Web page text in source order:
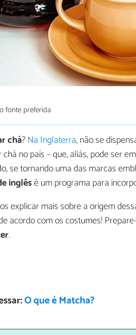
fonte preferida
chá?Na Inglaterra, não se
no país – que, aliás, pode ser
se tornando uma das marcas
inglêsé um programa para
explicar mais sobre a origem
acordo com os costumes!
.
O que é Matcha?